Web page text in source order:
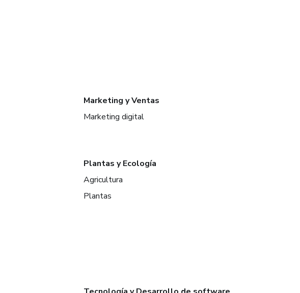
Marketing y Ventas
Marketing digital
Plantas y Ecología
Agricultura
Plantas